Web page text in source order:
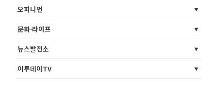
오피니언
문화·라이프
뉴스발전소
이투데이TV